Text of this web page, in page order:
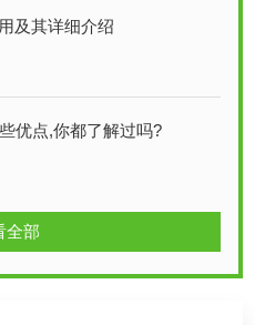
及其详细介绍
优点,你都了解过吗?
全部